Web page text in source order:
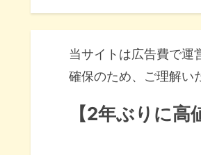
当サイトは広告費で運
確保のため、ご理解い
【2年ぶりに